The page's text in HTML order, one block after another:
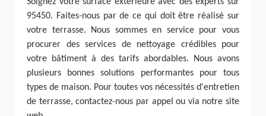
95450. Faites-nous par de ce qui doit être réalisé sur
votre terrasse. Nous sommes en service pour vous
procurer des services de nettoyage crédibles pour
votre bâtiment à des tarifs abordables. Nous avons
plusieurs bonnes solutions performantes pour tous
types de maison. Pour toutes vos nécessités d'entretien
de terrasse, contactez-nous par appel ou via notre site